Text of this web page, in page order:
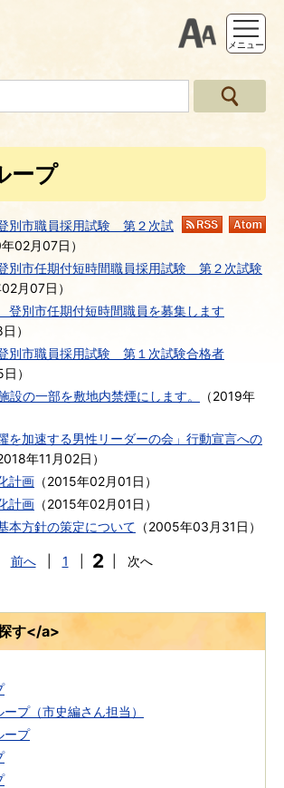
支援ツー
メニュー
ープ
RSS
別市職員採用試験 第２次試
02月07日 ）
別市任期付短時間職員採用試験 第２次試験
月07日 ）
別市任期付短時間職員を募集します
）
別市職員採用試験 第１次試験合格者
日 ）
設の一部を敷地内禁煙にします。
（2019年
を加速する男性リーダーの会」行動宣言への
年11月02日 ）
計画 （2015年02月01日 ）
計画 （2015年02月01日 ）
本方針の策定について （2005年03月31日 ）
前へ 1 2 次へ
す</a>
プ（市史編さん担当）
ープ